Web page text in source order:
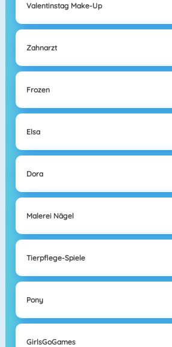
Valentinstag Make-Up
Zahnarzt
Frozen
Elsa
Dora
Malerei Nägel
Tierpflege-Spiele
Pony
GirlsGoGames